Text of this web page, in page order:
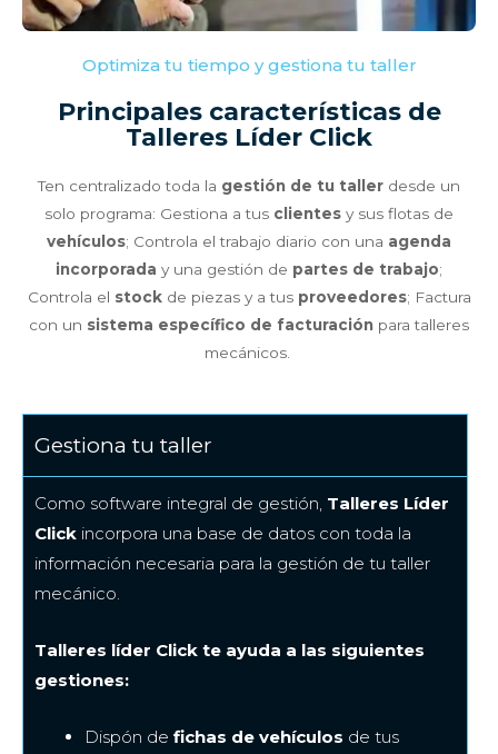
Optimiza tu tiempo y gestiona tu taller
Principales características de
Talleres Líder Click
Ten centralizado toda la gestión de tu taller desde un
solo programa: Gestiona a tus clientes y sus flotas de
vehículos; Controla el trabajo diario con una agenda
incorporada y una gestión de partes de trabajo;
Controla el stockde piezas y a tus proveedores; Factura
con un sistema específico de facturación para talleres
mecánicos.
Gestiona tu taller
Como software integral de gestión, Talleres Líder
Click incorpora una base de datos con toda la
información necesaria para la gestión de tu taller
mecánico.
Talleres líder Click te ayuda a las siguientes
gestiones:
Dispón de fichas de vehículos de tus